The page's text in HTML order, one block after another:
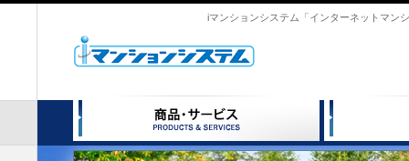
iマンションシステム「インターネットマン